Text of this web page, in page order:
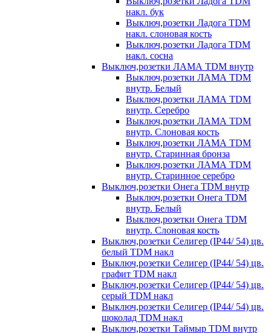
накл. бук
Выключ,розетки Ладога TDM
накл. слоновая кость
Выключ,розетки Ладога TDM
накл. сосна
Выключ,розетки ЛАМА TDM внутр
Выключ,розетки ЛАМА TDM
внутр. Белый
Выключ,розетки ЛАМА TDM
внутр. Серебро
Выключ,розетки ЛАМА TDM
внутр. Слоновая кость
Выключ,розетки ЛАМА TDM
внутр. Старинная бронза
Выключ,розетки ЛАМА TDM
внутр. Старинное серебро
Выключ,розетки Онега TDM внутр
Выключ,розетки Онега TDM
внутр. Белый
Выключ,розетки Онега TDM
внутр. Слоновая кость
Выключ,розетки Селигер (IP44/ 54) цв.
белый TDM накл
Выключ,розетки Селигер (IP44/ 54) цв.
графит TDM накл
Выключ,розетки Селигер (IP44/ 54) цв.
серый TDM накл
Выключ,розетки Селигер (IP44/ 54) цв.
шоколад TDM накл
Выключ,розетки Таймыр TDM внутр